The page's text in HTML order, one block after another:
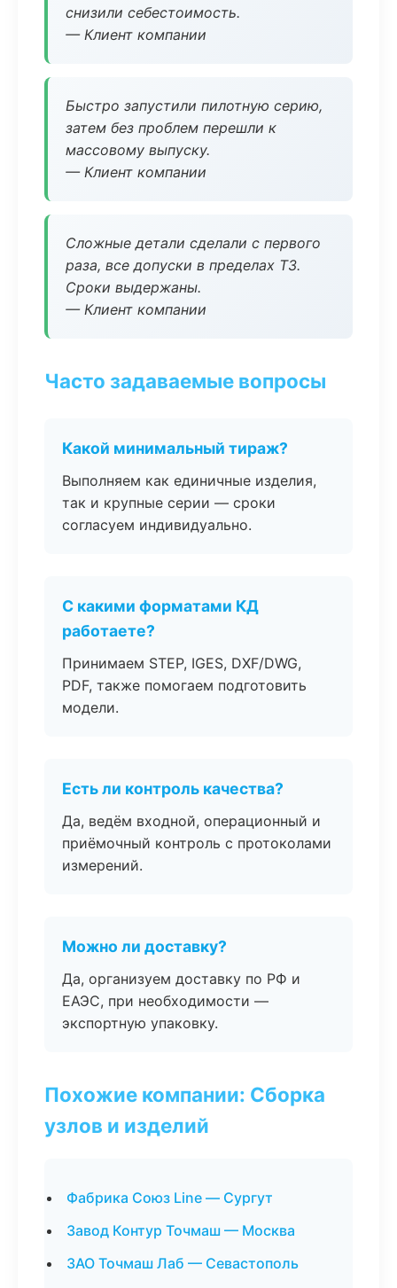
снизили себестоимость.
— Клиент компании
Быстро запустили пилотную серию,
затем без проблем перешли к
массовому выпуску.
— Клиент компании
Сложные детали сделали с первого
раза, все допуски в пределах ТЗ.
Сроки выдержаны.
— Клиент компании
Часто задаваемые вопросы
Какой минимальный тираж?
Выполняем как единичные изделия,
так и крупные серии — сроки
согласуем индивидуально.
С какими форматами КД
работаете?
Принимаем STEP, IGES, DXF/DWG,
PDF, также помогаем подготовить
модели.
Есть ли контроль качества?
Да, ведём входной, операционный и
приёмочный контроль с протоколами
измерений.
Можно ли доставку?
Да, организуем доставку по РФ и
ЕАЭС, при необходимости —
экспортную упаковку.
Похожие компании: Сборка
узлов и изделий
Фабрика Союз Line — Сургут
Завод Контур Точмаш — Москва
ЗАО Точмаш Лаб — Севастополь